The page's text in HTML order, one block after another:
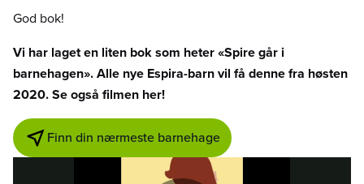
God bok!
Vi har laget en liten bok som heter «Spire går i
barnehagen». Alle nye Espira-barn vil få denne fra høsten
2020. Se også filmen her!
Finn din nærmeste barnehage